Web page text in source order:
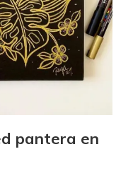
pantera en